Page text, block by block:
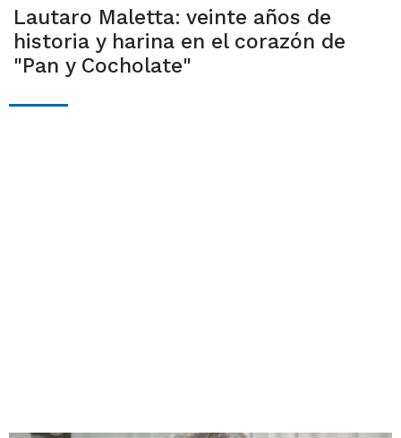
Lautaro Maletta: veinte años de
historia y harina en el corazón de
"Pan y Cocholate"